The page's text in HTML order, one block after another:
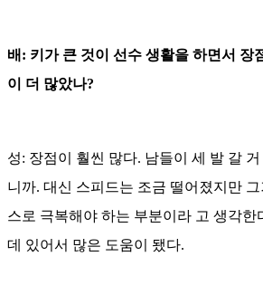
배: 키가 큰 것이 선수 생활을 하면서 장
이 더 많았나?
성: 장점이 훨씬 많다. 남들이 세 발 갈
니까. 대신 스피드는 조금 떨어졌지만
스로 극복해야 하는 부분이라 고 생각한
데 있어서 많은 도움이 됐다.